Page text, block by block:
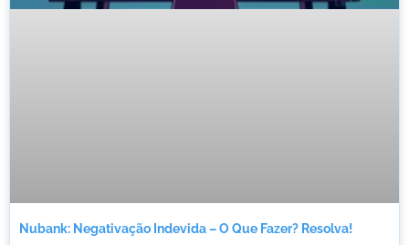
Nubank: Negativação Indevida – O Que Fazer? Resolva!